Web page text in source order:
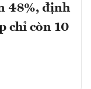
48%, định
chỉ còn 10